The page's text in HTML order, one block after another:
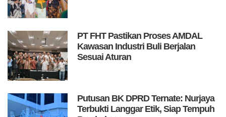
PT FHT Pastikan Proses AMDAL
Kawasan Industri Buli Berjalan
Sesuai Aturan
Putusan BK DPRD Ternate: Nurjaya
Terbukti Langgar Etik, Siap Tempuh